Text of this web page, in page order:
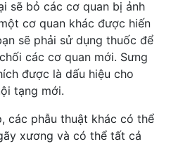
sẽ bỏ các cơ quan bị ảnh
cơ quan khác được hiến
sẽ phải sử dụng thuốc để
các cơ quan mới. Sưng
được là dấu hiệu cho
tạng mới.
các phẫu thuật khác có thể
xương và có thể tất cả